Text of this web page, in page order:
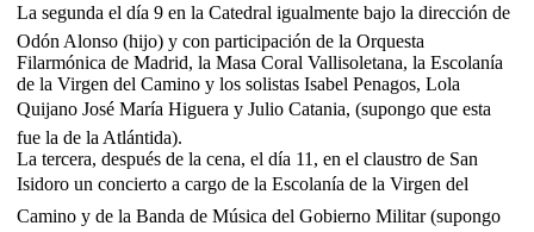
La segunda el día 9 en la Catedral igualmente bajo la dirección de
Odón Alonso (hijo) y con participación de la Orquesta
Filarmónica de Madrid, la Masa Coral Vallisoletana, la Escolanía
de la Virgen del Camino y los solistas Isabel Penagos, Lola
Quijano José María Higuera y Julio Catania, (supongo que esta
fue la de la Atlántida).
La tercera, después de la cena, el día 11, en el claustro de San
Isidoro un concierto a cargo de la Escolanía de la Virgen del
Camino y de la Banda de Música del Gobierno Militar (supongo